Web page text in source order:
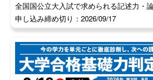
全国国公立大入試で求められる記述力・
申し込み締め切り：2026/09/17